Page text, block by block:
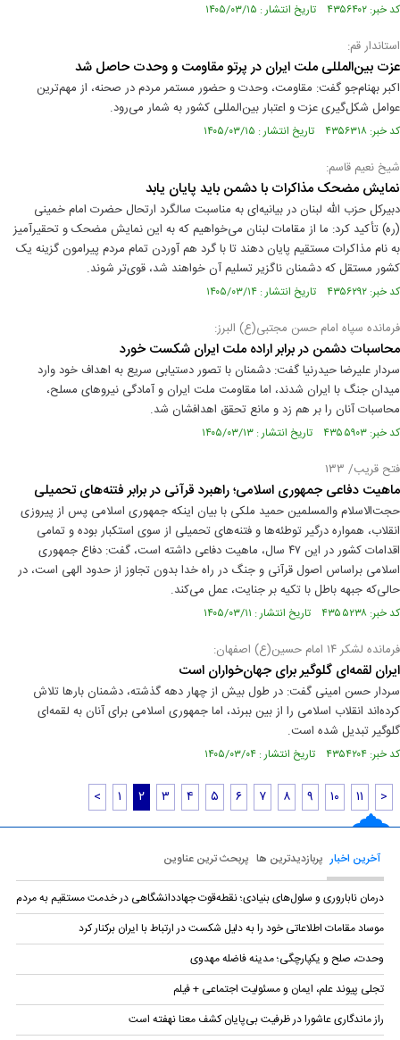
کد خبر: ۴۳۵۶۴۰۲ تاریخ انتشار : ۱۴۰۵/۰۳/۱۵
استاندار قم:
عزت بین‌المللی ملت ایران در پرتو مقاومت و وحدت حاصل شد
اکبر بهنام‌جو گفت: مقاومت، وحدت و حضور مستمر مردم در صحنه، از مهم‌ترین
عوامل شکل‌گیری عزت و اعتبار بین‌المللی کشور به شمار می‌رود.
کد خبر: ۴۳۵۶۳۱۸ تاریخ انتشار : ۱۴۰۵/۰۳/۱۵
شیخ نعیم قاسم:
نمایش مضحک مذاکرات با دشمن باید پایان یابد
دبیرکل حزب الله لبنان در بیانیه‌ای به مناسبت سالگرد ارتحال حضرت امام خمینی
(ره) تأکید کرد: ما از مقامات لبنان می‌خواهیم که به این نمایش مضحک و تحقیرآمیز
به نام مذاکرات مستقیم پایان دهند تا با گرد هم آوردن تمام مردم پیرامون گزینه یک
کشور مستقل که دشمنان ناگزیر تسلیم آن خواهند شد، قوی‌تر شوند.
کد خبر: ۴۳۵۶۲۹۲ تاریخ انتشار : ۱۴۰۵/۰۳/۱۴
فرمانده سپاه امام حسن مجتبی(ع) البرز:
محاسبات دشمن در برابر اراده ملت ایران شکست خورد
سردار علیرضا حیدرنیا گفت: دشمنان با تصور دستیابی سریع به اهداف خود وارد
میدان جنگ با ایران شدند، اما مقاومت ملت ایران و آمادگی نیروهای مسلح،
محاسبات آنان را بر هم زد و مانع تحقق اهدافشان شد.
کد خبر: ۴۳۵۵۹۰۳ تاریخ انتشار : ۱۴۰۵/۰۳/۱۳
فتح قریب/ ۱۳۳
ماهیت دفاعی جمهوری اسلامی؛ راهبرد قرآنی در برابر فتنه‌های تحمیلی
حجت‌الاسلام والمسلمین حمید ملکی با بیان اینکه جمهوری اسلامی پس از پیروزی
انقلاب، همواره درگیر توطئه‌ها و فتنه‌های تحمیلی از سوی استکبار بوده و تمامی
اقدامات کشور در این ۴۷ سال، ماهیت دفاعی داشته است، گفت: دفاع جمهوری
اسلامی براساس اصول قرآنی و جنگ در راه خدا بدون تجاوز از حدود الهی است، در
حالی‌که جبهه باطل با تکیه بر جنایت، عمل می‌کند.
کد خبر: ۴۳۵۵۲۳۸ تاریخ انتشار : ۱۴۰۵/۰۳/۱۱
فرمانده لشکر ۱۴ امام حسین(ع) اصفهان:
ایران لقمه‌ای گلوگیر برای جهان‌خواران است
سردار حسن امینی گفت: در طول بیش از چهار دهه گذشته، دشمنان بارها تلاش
کرده‌اند انقلاب اسلامی را از بین ببرند، اما جمهوری اسلامی برای آنان به لقمه‌ای
گلوگیر تبدیل شده است.
کد خبر: ۴۳۵۴۲۰۴ تاریخ انتشار : ۱۴۰۵/۰۳/۰۴
< ۱ ۲ ۳ ۴ ۵ ۶ ۷ ۸ ۹ ۱۰ ۱۱ >
آخرین اخبار پربازدیدترین ها پربحث ترین عناوین
درمان ناباروری و سلول‌های بنیادی؛ نقطه‌قوت جهاددانشگاهی در خدمت مستقیم به مردم
موساد مقامات اطلاعاتی خود را به دلیل شکست در ارتباط با ایران برکنار کرد
وحدت، صلح و یکپارچگی؛ مدینه فاضله مهدوی
تجلی پیوند علم، ایمان و مسئولیت اجتماعی + فیلم
راز ماندگاری عاشورا در ظرفیت بی‌پایان کشف معنا نهفته است